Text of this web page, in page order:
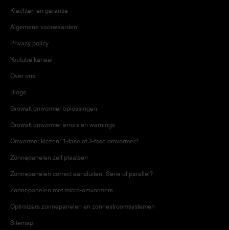
Klachten en garantie
Algemene voorwaarden
Privacy policy
Youtube kanaal
Over ons
Blogs
Growatt omvormer oplossingen
Growatt omvormer errors en warnings
Omvormer kiezen: 1-fase of 3-fase omvormer?
Zonnepanelen zelf plaatsen
Zonnepanelen correct aansluiten: Serie of parallel?
Zonnepanelen met micro-omvormers
Optimizers zonnepanelen en zonnestroomsystemen
Sitemap